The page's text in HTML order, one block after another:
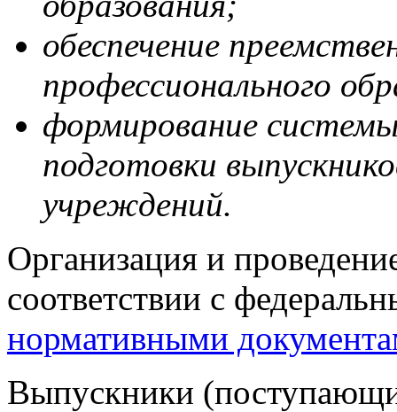
обеспечение
профессионального
формирование
подготовки
учреждений.
Организация и
соответствии с
нормативными
Выпускники